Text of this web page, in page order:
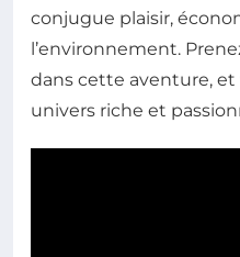
conjugue plaisir,
l’environnement.
dans cette aventure,
univers riche et